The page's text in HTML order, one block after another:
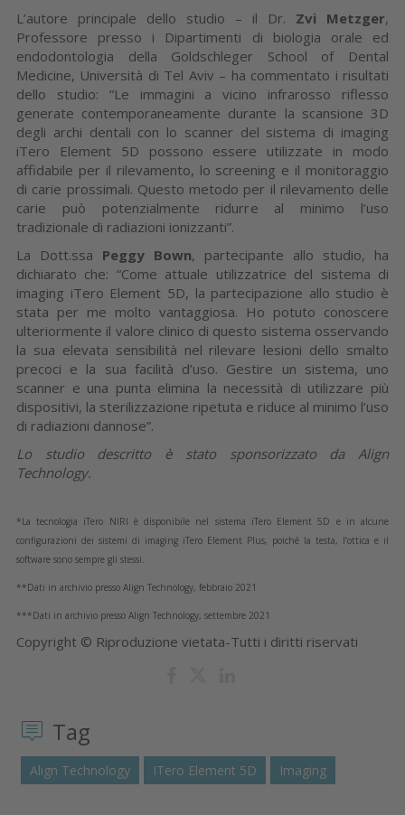
L’autore principale dello studio – il Dr. Zvi Metzger,
Professore presso i Dipartimenti di biologia orale ed
endodontologia della Goldschleger School of Dental
Medicine, Università di Tel Aviv – ha commentato i risultati
dello studio: “Le immagini a vicino infrarosso riflesso
generate contemporaneamente durante la scansione 3D
degli archi dentali con lo scanner del sistema di imaging
iTero Element 5D possono essere utilizzate in modo
affidabile per il rilevamento, lo screening e il monitoraggio
di carie prossimali. Questo metodo per il rilevamento delle
carie può potenzialmente ridurre al minimo l’uso
tradizionale di radiazioni ionizzanti”.
La Dott.ssa Peggy Bown, partecipante allo studio, ha
dichiarato che: “Come attuale utilizzatrice del sistema di
imaging iTero Element 5D, la partecipazione allo studio è
stata per me molto vantaggiosa. Ho potuto conoscere
ulteriormente il valore clinico di questo sistema osservando
la sua elevata sensibilità nel rilevare lesioni dello smalto
precoci e la sua facilità d’uso. Gestire un sistema, uno
scanner e una punta elimina la necessità di utilizzare più
dispositivi, la sterilizzazione ripetuta e riduce al minimo l’uso
di radiazioni dannose”.
Lo studio descritto è stato sponsorizzato da Align
Technology.
*La tecnologia iTero NIRI è disponibile nel sistema iTero Element 5D e in alcune
configurazioni dei sistemi di imaging iTero Element Plus, poiché la testa, l’ottica e il
software sono sempre gli stessi.
**Dati in archivio presso Align Technology, febbraio 2021
***Dati in archivio presso Align Technology, settembre 2021
Copyright © Riproduzione vietata-Tutti i diritti riservati
Tag
Align Technology ITero Element 5D Imaging